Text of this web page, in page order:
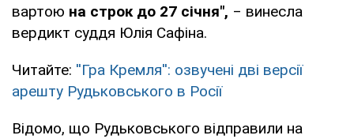
вартою на строк до 27 січня", ‒ винесла
вердикт суддя Юлія Сафіна.
Читайте: ''Гра Кремля'': озвучені дві версії
арешту Рудьковського в Росії
Відомо, що Рудьковського відправили на